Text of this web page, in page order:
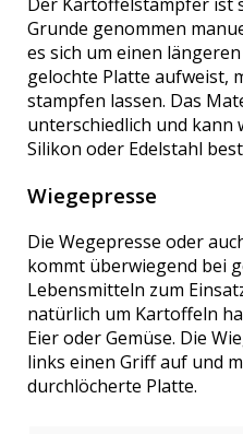
Grunde genommen
es sich um einen
gelochte Platte aufweist,
stampfen lassen. Das
unterschiedlich und kann
Silikon oder Edelstahl
Wiegepresse
Die Wegepresse oder
kommt überwiegend bei
Lebensmitteln zum
natürlich um Kartoffeln
Eier oder Gemüse. Die
links einen Griff auf und
durchlöcherte Platte.